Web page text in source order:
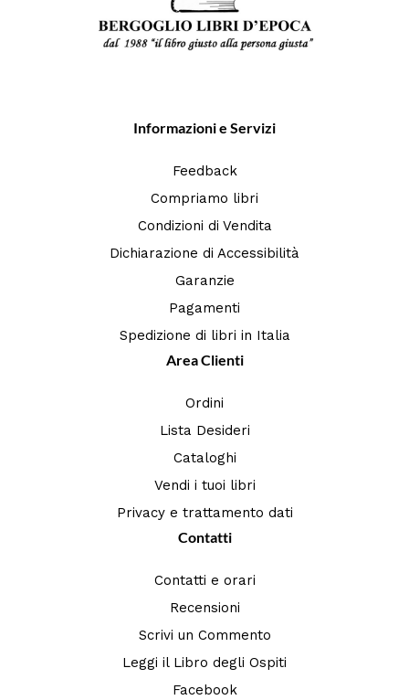
Informazioni e Servizi
Feedback
Compriamo libri
Condizioni di Vendita
Dichiarazione di Accessibilità
Garanzie
Pagamenti
Spedizione di libri in Italia
Area Clienti
Ordini
Lista Desideri
Cataloghi
Vendi i tuoi libri
Privacy e trattamento dati
Contatti
Contatti e orari
Recensioni
Scrivi un Commento
Leggi il Libro degli Ospiti
Facebook